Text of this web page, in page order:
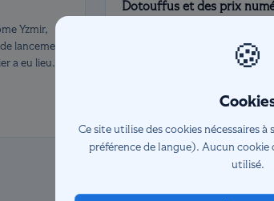
Yzmir,
lancement
a eu lieu
Dotouffus et des prix
Le set Les Racines de la
Août sur Board Game Arena
faisant face aux ténèbres !
🍪
Ce site utilise des cookies nécessaires
préférence de langue). Aucun cookie
utilisé.